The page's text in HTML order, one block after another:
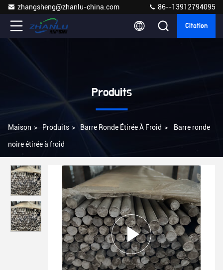
zhangsheng@zhanlu-china.com 86--13912794095
Citation
Produits
Maison > Produits > Barre Ronde Étirée À Froid > Barre ronde
noire étirée à froid